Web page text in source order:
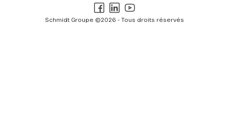
Schmidt Groupe ©2026 - Tous droits réservés
Facebook
LinkedIn
Youtube